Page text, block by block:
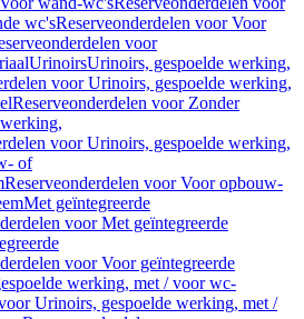
wc'sReserveonderdelen voor Voor
voor
UrinoirsUrinoirs, gespoelde werking,
voor Urinoirs, gespoelde werking,
Reserveonderdelen voor Zonder
voor Urinoirs, gespoelde werking,
of
Reserveonderdelen voor Voor opbouw-
Met geïntegreerde
voor Met geïntegreerde
voor Voor geïntegreerde
werking, met / voor wc-
Urinoirs, gespoelde werking, met /